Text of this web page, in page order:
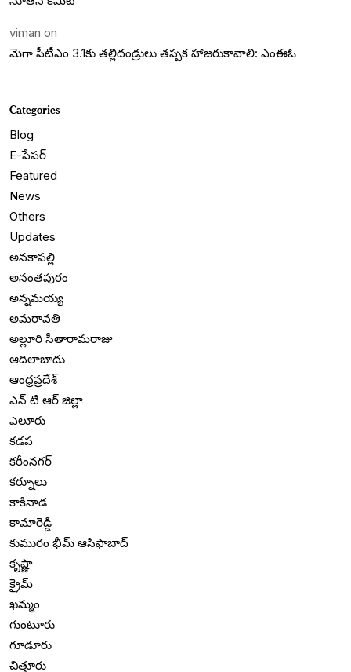
viman on
మెగా పీటీఎం 3.1కు తల్లిదండ్రులు తప్పక హాజరుకావాలి: ఎంఈఓ
Categories
Blog
E-పేపర్
Featured
News
Others
Updates
అనకాపల్లి
అనంతపురం
అన్నమయ్య
అమరావతి
అల్లూరి సీతారామరాజు
ఆదిలాబాదు
ఆంధ్రప్రదేశ్
ఎన్ టి ఆర్ జిల్లా
ఎలూరు
కడప
కరీంనగర్
కర్నూలు
కాకినాడ
కామారెడ్డి
కుమురం భీమ్ ఆసిఫాబాద్
కృష్ణా
క్రైమ్
ఖమ్మం
గుంటూరు
గూడూరు
చిత్తూరు